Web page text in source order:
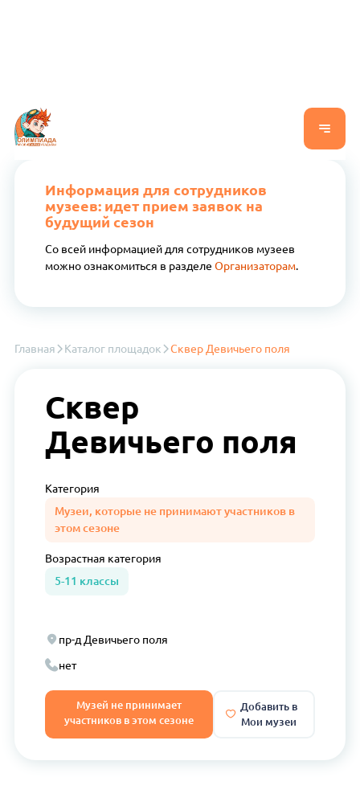
Информация для сотрудников
музеев: идет прием заявок на
будущий сезон
Со всей информацией для сотрудников музеев
можно ознакомиться в разделе Организаторам.
Главная Каталог площадок Сквер Девичьего поля
Сквер
Девичьего поля
Категория
Музеи, которые не принимают участников в
этом сезоне
Возрастная категория
5-11 классы
пр-д Девичьего поля
нет
Музей не принимает
участников в этом сезоне
Добавить в
Мои музеи